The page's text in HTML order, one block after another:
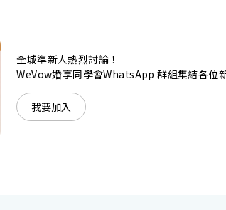
），多個風
人的個性及預
，令賓客永誌
全城準新人熱烈討論！
WeVow婚享同學會WhatsApp 群組集結各位
我要加入